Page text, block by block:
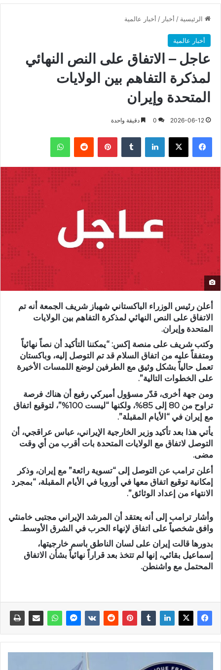
الرئيسية / أخبار / أخبار عالمية
أخبار عالمية
عاجل – الاتفاق على النص النهائي
لمذكرة التفاهم بين الولايات
المتحدة وإيران
2026-06-12
0 دقيقة واحدة
فيسبوك X لينكدإن بينتيريست واتساب
أعلن رئيس الوزراء الباكستاني شهباز شريف الجمعة أنه تم
الاتفاق على النص النهائي لمذكرة التفاهم بين الولايات
المتحدة وإيران.
وكتب شريف على منصة إكس: “يمكننا التأكيد أن نصاً نهائياً
ومتفقاً عليه من اتفاق السلام قد تم التوصل إليه، وباكستان
تعمل حالياً بشكل وثيق مع الطرفين لوضع اللمسات الأخيرة
على الخطوات التالية”.
ومن جهة أخرى، قدّر مسؤول أميركي رفيع أن هناك فرصة
تراوح من 80 إلى 85%، ولكنها “ليست 100%”، لتوقيع اتفاق
مع إيران في “الأيام المقبلة”.
يأتي هذا بعد تأكيد وزير الخارجية الإيراني، عباس عراقجي، أن
التوصل لاتفاق مع الولايات المتحدة بات أقرب من أي وقت
مضى.
أعلن ترامب عن التوصل إلى “تسوية رائعة” مع إيران، وذكر
إمكانية توقيع اتفاق معها في أوروبا في الأيام المقبلة، “بمجرد
الانتهاء من إعداد الوثائق”.
وأشار ترامب إلى أنه يعتقد أن المرشد الإيراني مجتبى خامنئي
وافق شخصياً على اتفاق لإنهاء الحرب في الشرق الأوسط.
بدورها قالت إيران على لسان الناطق باسم خارجيتها،
إسماعيل بقائي، إنها لم تتخذ بعد قراراً نهائياً بشأن الاتفاق
المحتمل مع واشنطن.